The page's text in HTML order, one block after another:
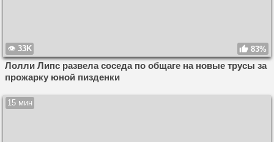
33K 83%
Лолли Липс развела соседа по общаге на новые трусы за
прожарку юной пизденки
15 мин